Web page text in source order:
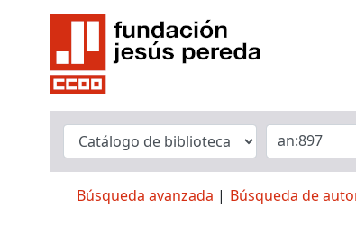
Búsqueda avanzada Búsqueda de